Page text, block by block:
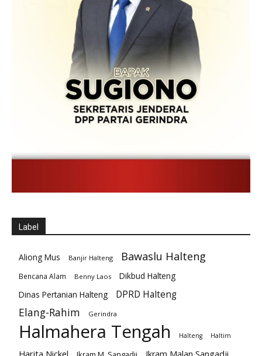
Label
Aliong Mus Banjir Halteng Bawaslu Halteng
Bencana Alam Benny Laos
Dikbud Halteng
Dinas Pertanian Halteng
DPRD Halteng
Elang-Rahim Gerindra
Halmahera Tengah Halteng Haltim
Harita Nickel